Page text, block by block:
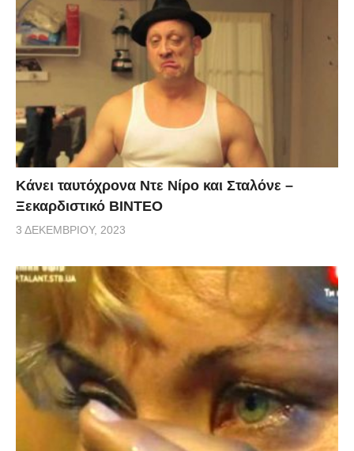
Κάνει ταυτόχρονα Ντε Νίρο και Σταλόνε –
Ξεκαρδιστικό ΒΙΝΤΕΟ
3 ΔΕΚΕΜΒΡΊΟΥ, 2023